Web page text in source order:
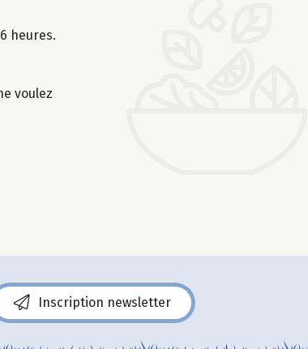
heures.
voulez
Inscription newsletter